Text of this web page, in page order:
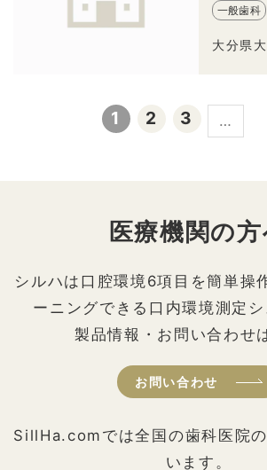
一般歯科
大分県
1 2 3 …
医療機関の
シルハは口腔環境6項目を簡単操
ーニングできる口内環境測定シ
製品情報・お問い合わせ
お問い合わせ
SillHa.comでは全国の歯科医院
います。